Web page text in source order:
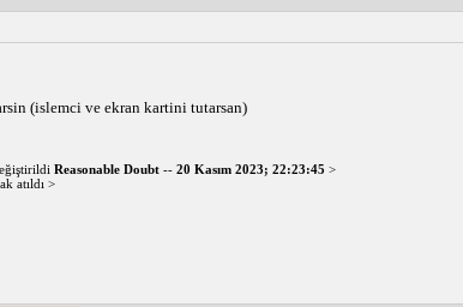
(islemci ve ekran kartini tutarsan)
Reasonable Doubt-- 20 Kasım 2023; 22:23:45 >
atıldı >